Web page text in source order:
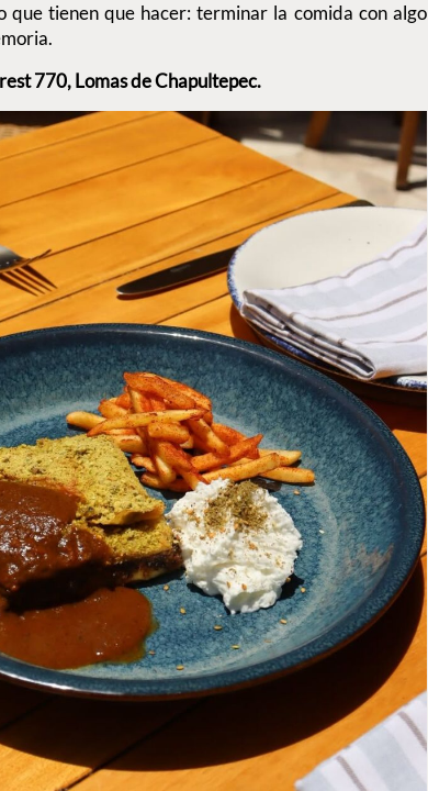
que tienen que hacer: terminar la comida con algo
770, Lomas de Chapultepec.